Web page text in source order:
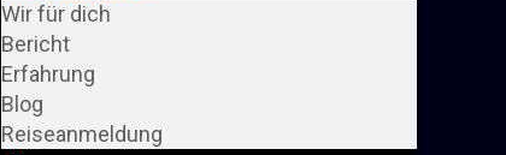
Wir für dich
Bericht
Erfahrung
Blog
Reiseanmeldung